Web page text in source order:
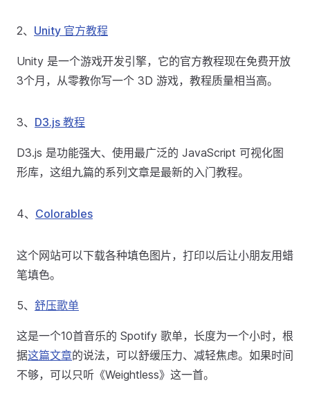
2、 Unity 官方教程
Unity 是一个游戏开发引擎，它的官方教程现在免费开放
3个月，从零教你写一个 3D 游戏，教程质量相当高。
3、 D3.js 教程
D3.js 是功能强大、使用最广泛的 JavaScript 可视化图
形库，这组九篇的系列文章是最新的入门教程。
4、 Colorables
这个网站可以下载各种填色图片，打印以后让小朋友用蜡
笔填色。
5、 舒压歌单
这是一个10首音乐的 Spotify 歌单，长度为一个小时，根
据这篇文章的说法，可以舒缓压力、减轻焦虑。如果时间
不够，可以只听《Weightless》这一首。